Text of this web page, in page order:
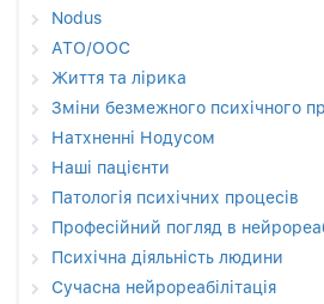
Nodus
АТО/ООС
Життя та лірика
Зміни безмежного психічного
Натхненні Нодусом
Наші пацієнти
Патологія психічних процесів
Професійний погляд в
Психічна діяльність людини
Сучасна нейрореабілітація